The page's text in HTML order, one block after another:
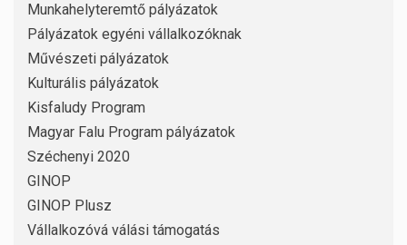
Munkahelyteremtő pályázatok
Pályázatok egyéni vállalkozóknak
Művészeti pályázatok
Kulturális pályázatok
Kisfaludy Program
Magyar Falu Program pályázatok
Széchenyi 2020
GINOP
GINOP Plusz
Vállalkozóvá válási támogatás